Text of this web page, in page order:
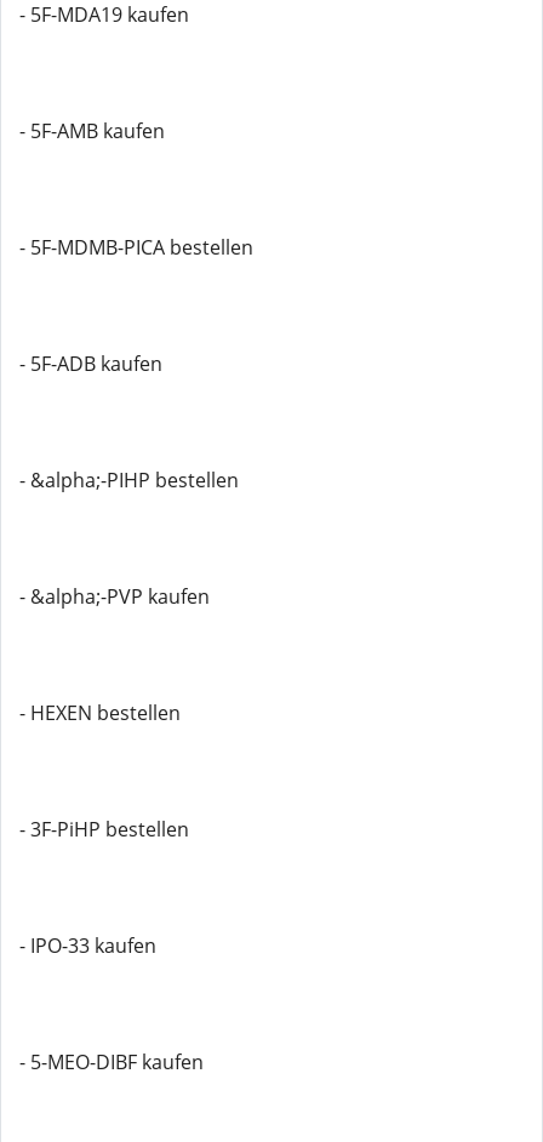
- 5F-MDA19 kaufen
- 5F-AMB kaufen
- 5F-MDMB-PICA bestellen
- 5F-ADB kaufen
- &alpha;-PIHP bestellen
- &alpha;-PVP kaufen
- HEXEN bestellen
- 3F-PiHP bestellen
- IPO-33 kaufen
- 5-MEO-DIBF kaufen